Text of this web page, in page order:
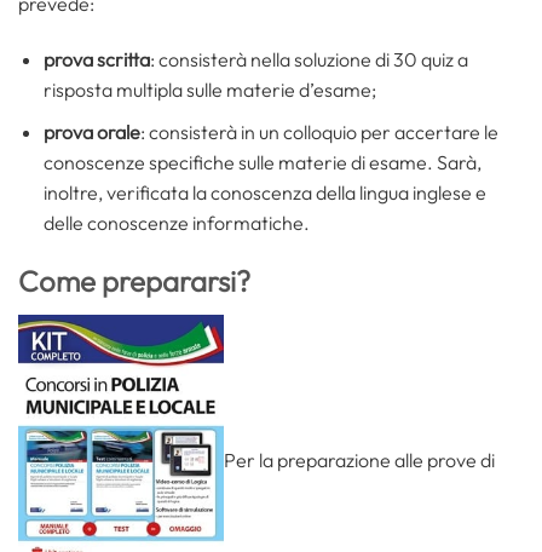
prova scritta: consisterà nella soluzione di 30 quiz a
risposta multipla sulle materie d’esame;
prova orale: consisterà in un colloquio per accertare le
conoscenze specifiche sulle materie di esame. Sarà,
inoltre, verificata la conoscenza della lingua inglese e
delle conoscenze informatiche.
Come prepararsi?
Per la preparazione alle prove di